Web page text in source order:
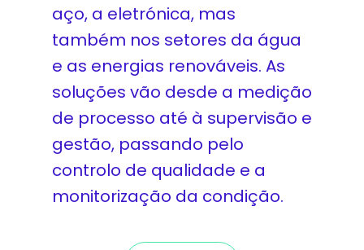
aço, a eletrónica, mas
também nos setores da água
e as energias renováveis. As
soluções vão desde a medição
de processo até à supervisão e
gestão, passando pelo
controlo de qualidade e a
monitorização da condição.